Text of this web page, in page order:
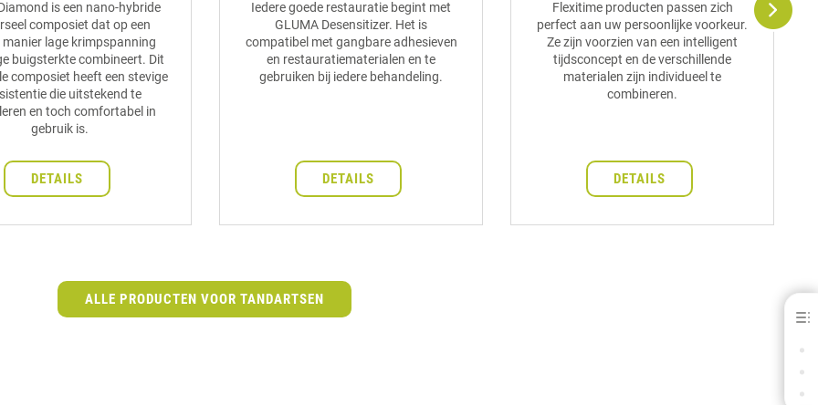
is een nano-hybride
composiet dat op een
manier lage krimpspanning
buigsterkte combineert. Dit
composiet heeft een stevige
die uitstekend te
en toch comfortabel in
gebruik is.
DETAILS
Iedere goede restauratie begint met
GLUMA Desensitizer. Het is
compatibel met gangbare adhesieven
en restauratiematerialen en te
gebruiken bij iedere behandeling.
DETAILS
Flexitime producten passen zich
perfect aan uw persoonlijke voorkeur.
Ze zijn voorzien van een intelligent
tijdsconcept en de verschillende
materialen zijn individueel te
combineren.
DETAILS
ALLE PRODUCTEN VOOR TANDARTSEN